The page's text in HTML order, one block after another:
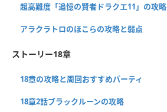
超高難度「追憶の賢者ドラクエ11」の攻略
アラクラトロのほこらの攻略と弱点
ストーリー18章
18章の攻略と周回おすすめパーティ
18章2話ブラックルーンの攻略